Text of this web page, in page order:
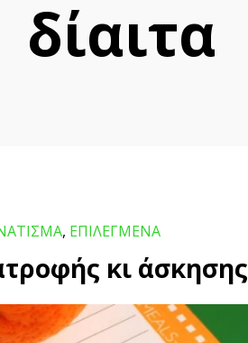
δίαιτα
, ΕΠΙΛΕΓΜΕΝΑ
κι άσκησης